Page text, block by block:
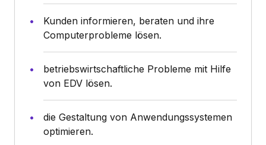
Kunden informieren, beraten und ihre
Computerprobleme lösen.
betriebswirtschaftliche Probleme mit Hilfe
von EDV lösen.
die Gestaltung von Anwendungssystemen
optimieren.